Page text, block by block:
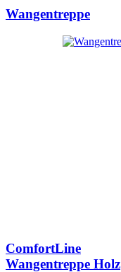
Wangentreppe
ComfortLine
Wangentreppe Holz